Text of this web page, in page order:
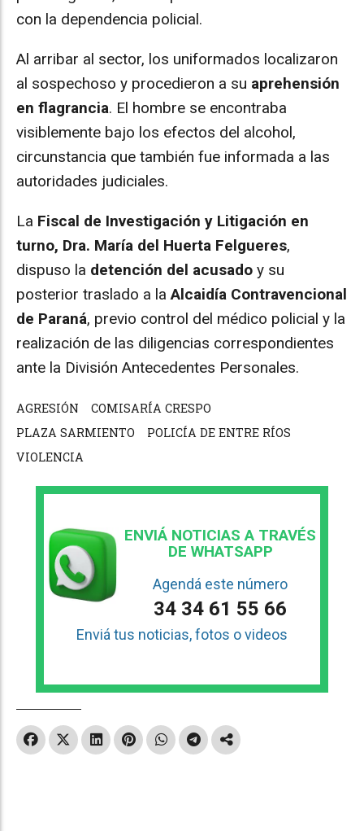
con la dependencia policial.
Al arribar al sector, los uniformados localizaron
al sospechoso y procedieron a su aprehensión
en flagrancia. El hombre se encontraba
visiblemente bajo los efectos del alcohol,
circunstancia que también fue informada a las
autoridades judiciales.
La Fiscal de Investigación y Litigación en
turno, Dra. María del Huerta Felgueres,
dispuso la detención del acusado y su
posterior traslado a laAlcaidía Contravencional
de Paraná, previo control del médico policial y la
realización de las diligencias correspondientes
ante la División Antecedentes Personales.
AGRESIÓN
COMISARÍA CRESPO
PLAZA SARMIENTO
POLICÍA DE ENTRE RÍOS
VIOLENCIA
ENVIÁ NOTICIAS A TRAVÉS
DE WHATSAPP
Agendá este número
34 34 61 55 66
Enviá tus noticias, fotos o videos